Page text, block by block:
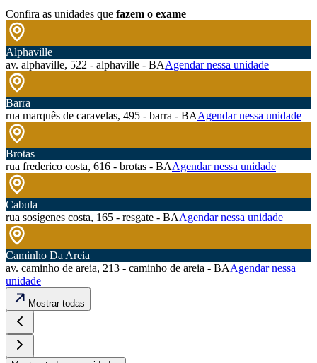
Confira as unidades que fazem o exame
Alphaville
av. alphaville, 522 - alphaville - BAAgendar nessa unidade
Barra
rua marquês de caravelas, 495 - barra - BAAgendar nessa unidade
Brotas
rua frederico costa, 616 - brotas - BAAgendar nessa unidade
Cabula
rua sosígenes costa, 165 - resgate - BAAgendar nessa unidade
Caminho Da Areia
av. caminho de areia, 213 - caminho de areia - BAAgendar nessa
unidade
Mostrar todas